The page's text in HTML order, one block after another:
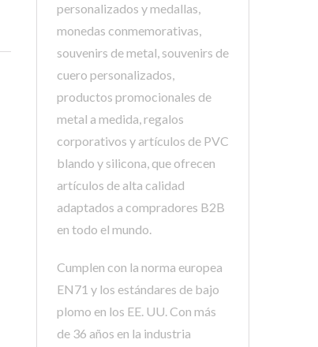
personalizados y medallas,
monedas conmemorativas,
souvenirs de metal, souvenirs de
cuero personalizados,
productos promocionales de
metal a medida, regalos
corporativos y artículos de PVC
blando y silicona, que ofrecen
artículos de alta calidad
adaptados a compradores B2B
en todo el mundo.
Cumplen con la norma europea
EN71 y los estándares de bajo
plomo en los EE. UU. Con más
de 36 años en la industria